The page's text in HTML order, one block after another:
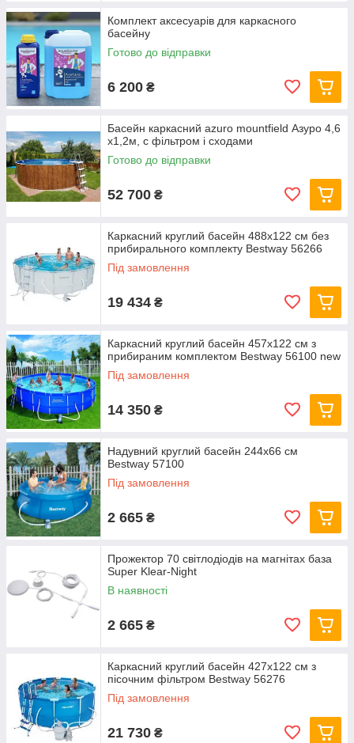
Комплект аксесуарів для каркасного
басейну
Готово до відправки
6 200 ₴
Басейн каркасний azuro mountfield Азуро 4,6
х1,2м, c фільтром і сходами
Готово до відправки
52 700 ₴
Каркасний круглий басейн 488x122 см без
прибирального комплекту Bestway 56266
Під замовлення
19 434 ₴
Каркасний круглий басейн 457x122 см з
прибираним комплектом Bestway 56100 new
Під замовлення
14 350 ₴
Надувний круглий басейн 244х66 см
Bestway 57100
Під замовлення
2 665 ₴
Прожектор 70 світлодіодів на магнітах база
Super Klear-Night
В наявності
2 665 ₴
Каркасний круглий басейн 427x122 см з
пісочним фільтром Bestway 56276
Під замовлення
21 730 ₴